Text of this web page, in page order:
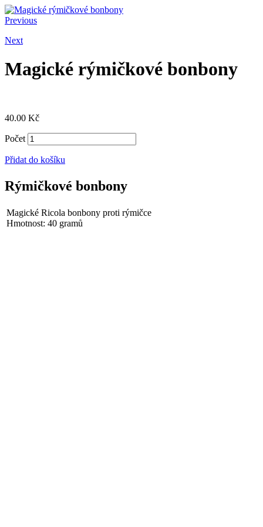
Previous
Next
Magické rýmičkové bonbony
40.00 Kč
Počet
Přidat do košíku
Rýmičkové bonbony
Magické Ricola bonbony proti rýmičce
Hmotnost: 40 gramů